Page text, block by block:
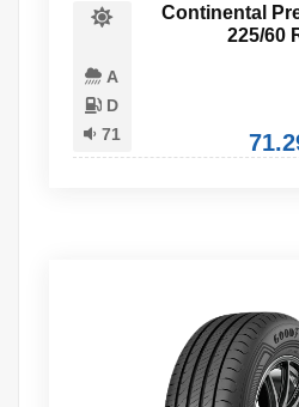
A
D
71
Continental
225/60